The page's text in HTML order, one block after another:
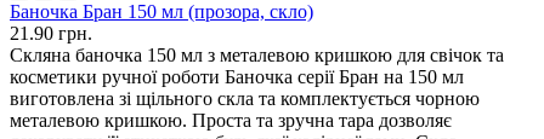
Баночка Бран 150 мл (прозора, скло)
21.90 грн.
Скляна баночка 150 мл з металевою кришкою для свічок та
косметики ручної роботи Баночка серії Бран на 150 мл
виготовлена ​​зі щільного скла та комплектується чорною
металевою кришкою. Проста та зручна тара дозволяє